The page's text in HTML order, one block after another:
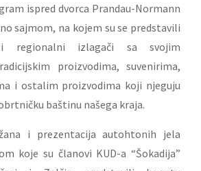
ispred dvorca Prandau-Normann
sajmom, na kojem su se predstavili
regionalni izlagači sa svojim
proizvodima, suvenirima,
i ostalim proizvodima koji njeguju
baštinu našega kraja.
i prezentacija autohtonih jela
koje su članovi KUD-a “Šokadija”